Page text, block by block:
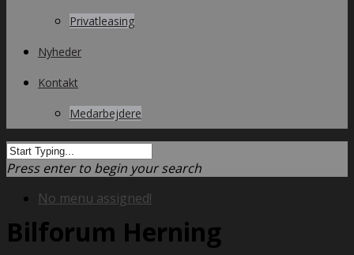
Privatleasing
Nyheder
Kontakt
Medarbejdere
Press enter to begin your search
No menu assigned!
Bilforum Herning